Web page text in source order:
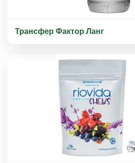
Трансфер Фактор Ланг